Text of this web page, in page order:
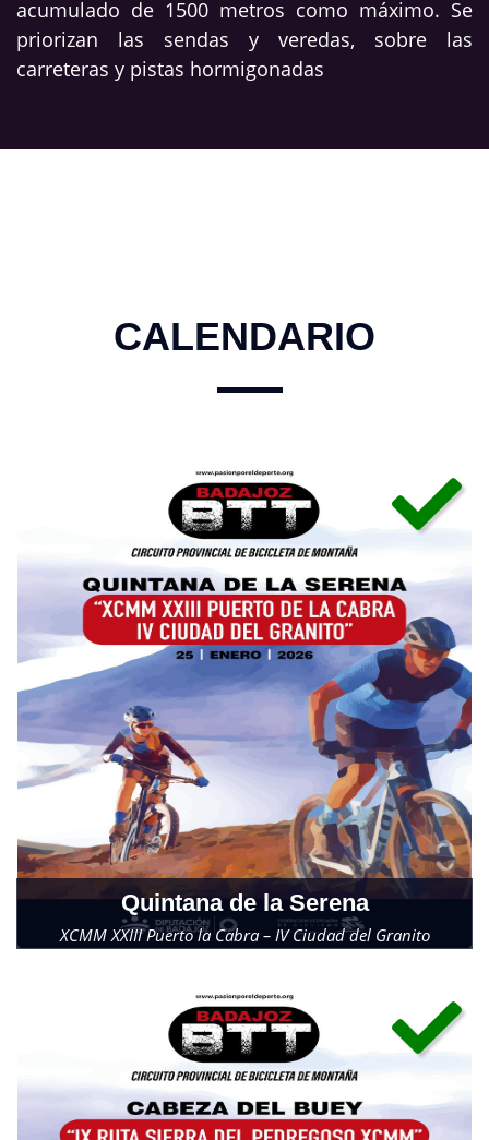
acumulado de 1500 metros como máximo. Se
priorizan las sendas y veredas, sobre las
carreteras y pistas hormigonadas
CALENDARIO
Quintana de la Serena
XCMM XXIII Puerto la Cabra – IV Ciudad del Granito